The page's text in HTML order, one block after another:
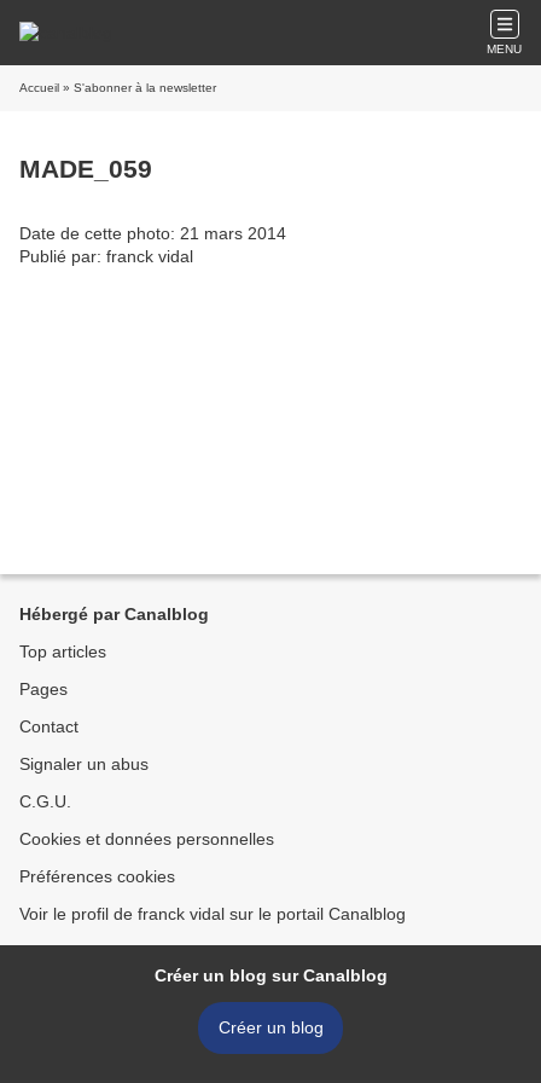
MENU
Accueil » S'abonner à la newsletter
MADE_059
Date de cette photo: 21 mars 2014
Publié par: franck vidal
Hébergé par Canalblog
Top articles
Pages
Contact
Signaler un abus
C.G.U.
Cookies et données personnelles
Préférences cookies
Voir le profil de franck vidal sur le portail Canalblog
Créer un blog sur Canalblog
Créer un blog